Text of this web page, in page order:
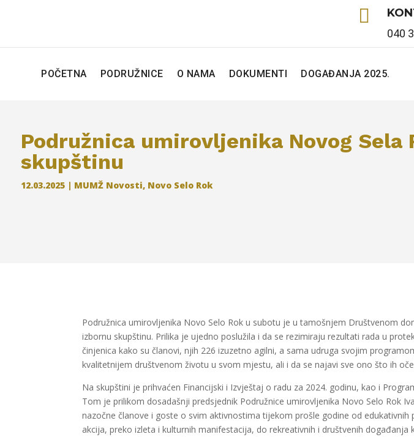

040
POČETNA PODRUŽNICE O NAMA DOKUMENTI DOGAĐANJA 2025.
Podružnica umirovljenika Novog
skupštinu
12.03.2025| MUMŽ Novosti, Novo Selo Rok
Podružnica umirovljenika Novo Selo Rok u subotu je u tamošnjem Društvenom
izbornu skupštinu. Prilika je ujedno poslužila i da se rezimiraju rezultati rada u
činjenica kako su članovi, njih 226 izuzetno agilni, a sama udruga svojim
kvalitetnijem društvenom životu u svom mjestu, ali i da se najavi sve ono što ih
Na skupštini je prihvaćen Financijski i Izvještaj o radu za 2024. godinu, kao i
Tom je prilikom dosadašnji predsjednik Podružnice umirovljenika Novo Selo Rok
nazočne članove i goste o svim aktivnostima tijekom prošle godine od edukativnih
akcija, preko izleta i kulturnih manifestacija, do rekreativnih i društvenih događanja